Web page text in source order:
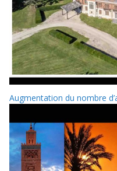
Augmentation du nombre